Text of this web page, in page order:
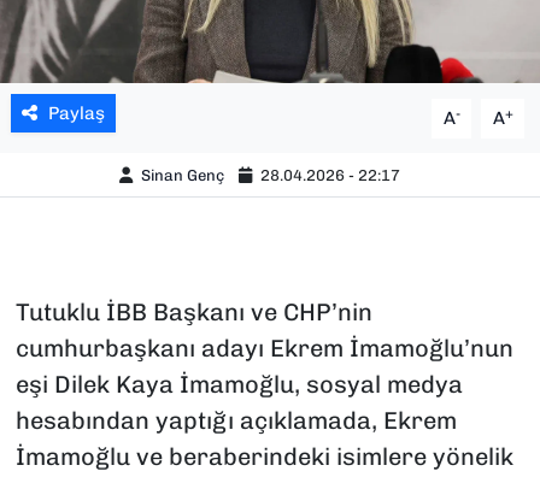
Paylaş A- A+
Sinan Genç 28.04.2026 - 22:17
Tutuklu İBB Başkanı ve CHP’nin
cumhurbaşkanı adayı Ekrem İmamoğlu’nun
eşi Dilek Kaya İmamoğlu, sosyal medya
hesabından yaptığı açıklamada, Ekrem
İmamoğlu ve beraberindeki isimlere yönelik